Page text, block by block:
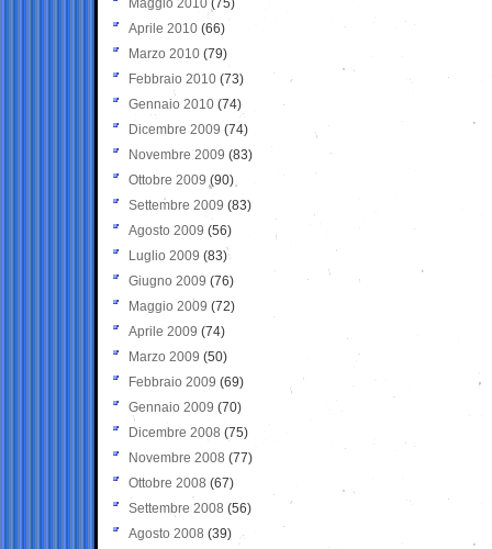
Maggio 2010 (75)
Aprile 2010 (66)
Marzo 2010 (79)
Febbraio 2010 (73)
Gennaio 2010 (74)
Dicembre 2009 (74)
Novembre 2009 (83)
Ottobre 2009 (90)
Settembre 2009 (83)
Agosto 2009 (56)
Luglio 2009 (83)
Giugno 2009 (76)
Maggio 2009 (72)
Aprile 2009 (74)
Marzo 2009 (50)
Febbraio 2009 (69)
Gennaio 2009 (70)
Dicembre 2008 (75)
Novembre 2008 (77)
Ottobre 2008 (67)
Settembre 2008 (56)
Agosto 2008 (39)